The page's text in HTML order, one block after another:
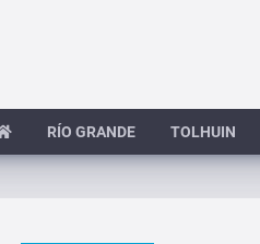
RÍO GRANDE TOLHUIN